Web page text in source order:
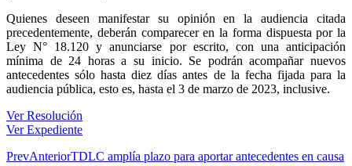
Quienes deseen manifestar su opinión en la audiencia citada
precedentemente, deberán comparecer en la forma dispuesta por la
Ley N° 18.120 y anunciarse por escrito, con una anticipación
mínima de 24 horas a su inicio. Se podrán acompañar nuevos
antecedentes sólo hasta diez días antes de la fecha fijada para la
audiencia pública, esto es, hasta el 3 de marzo de 2023, inclusive.
Ver Resolución
Ver Expediente
PrevAnteriorTDLC amplía plazo para aportar antecedentes en causa